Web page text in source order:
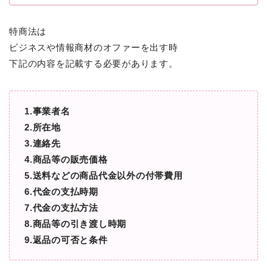
特商法は
ビジネスや情報商材のオファーを出す時
下記の内容を記載する必要があります。
1.事業者名
2.所在地
3.連絡先
4.商品等の販売価格
5.送料などの商品代金以外の付帯費用
6.代金の支払時期
7.代金の支払方法
8.商品等の引き渡し時期
9.返品の可否と条件